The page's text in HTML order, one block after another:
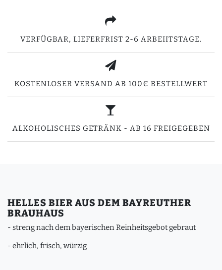
VERFÜGBAR, LIEFERFRIST 2-6 ARBEIITSTAGE.
KOSTENLOSER VERSAND AB 100€ BESTELLWERT
ALKOHOLISCHES GETRÄNK - AB 16 FREIGEGEBEN
HELLES BIER AUS DEM BAYREUTHER
BRAUHAUS
- streng nach dem bayerischen Reinheitsgebot gebraut
- ehrlich, frisch, würzig